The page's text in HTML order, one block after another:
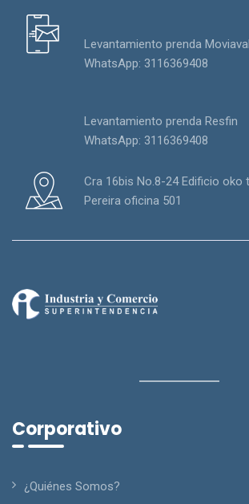
Levantamiento prenda Moviaval
WhatsApp: 3116369408
Levantamiento prenda Resfin
WhatsApp: 3116369408
Cra 16bis No.8-24 Edificio oko
Pereira oficina 501
Corporativo
¿Quiénes Somos?